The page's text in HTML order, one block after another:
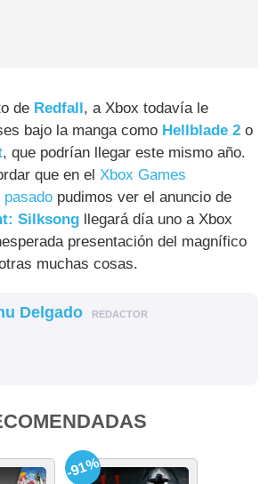
de Redfall , a Xbox todavía le
bajo la manga como Hellblade 2 o
, que podrían llegar este mismo año.
que en elXbox Games
pasado pudimos ver el anuncio de
Silksong llegará día uno a Xbox
presentación del magnífico
muchas cosas.
Delgado REDACTOR
-91%